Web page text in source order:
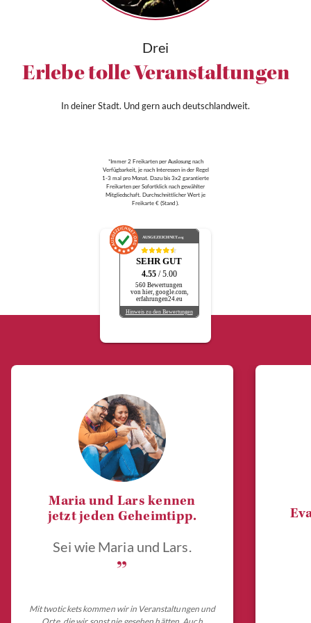
Drei
Erlebe tolle Veranstaltungen
In deiner Stadt. Und gern auch deutschlandweit.
*Immer 2 Freikarten per Auslosung nach
Verfügbarkeit, je nach Interessen in der Regel
1-3 mal pro Monat. Dazu bis 3x2 garantierte
Freikarten per Sofortklick nach gewählter
Mitgliedschaft. Durchschnittlicher Wert je
Freikarte € (Stand ).
AUSGEZEICHNET.org
SEHR GUT
4.55 / 5.00
560 Bewertungen
von hier, google.com,
erfahrungen24.eu
Hinweis zu den Bewertungen
Maria und Lars kennen
jetzt jeden Geheimtipp.
Sei wie Maria und Lars.
„
Mit twotickets kommen wir in Veranstaltungen und